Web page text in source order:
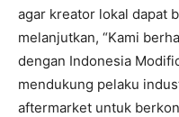
agar kreator lokal dapat
melanjutkan, “Kami
dengan Indonesia
mendukung pelaku
aftermarket untuk